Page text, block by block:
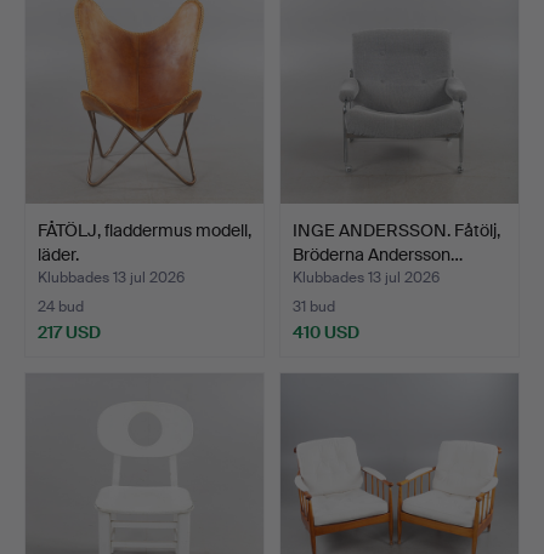
FÅTÖLJ, fladdermus modell,
läder.
Klubbades 13 jul 2026
24 bud
217 USD
INGE ANDERSSON. Fåtölj,
Bröderna Andersson…
Klubbades 13 jul 2026
31 bud
410 USD